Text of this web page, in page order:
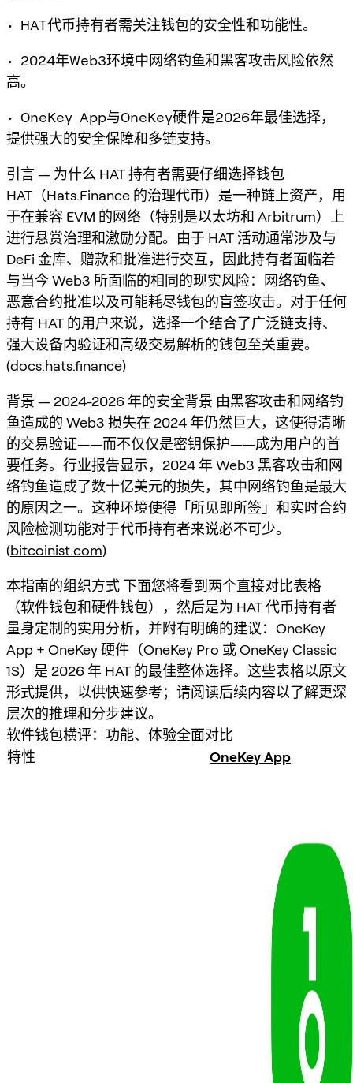
• HAT代币持有者需关注钱包的安全性和功能性。
• 2024年Web3环境中网络钓鱼和黑客攻击风险依然
高。
• OneKey App与OneKey硬件是2026年最佳选择，
提供强大的安全保障和多链支持。
引言 — 为什么 HAT 持有者需要仔细选择钱包
HAT（Hats.Finance 的治理代币）是一种链上资产，用
于在兼容 EVM 的网络（特别是以太坊和 Arbitrum）上
进行悬赏治理和激励分配。由于 HAT 活动通常涉及与
DeFi 金库、赠款和批准进行交互，因此持有者面临着
与当今 Web3 所面临的相同的现实风险：网络钓鱼、
恶意合约批准以及可能耗尽钱包的盲签攻击。对于任何
持有 HAT 的用户来说，选择一个结合了广泛链支持、
强大设备内验证和高级交易解析的钱包至关重要。
(docs.hats.finance)
背景 — 2024-2026 年的安全背景 由黑客攻击和网络钓
鱼造成的 Web3 损失在 2024 年仍然巨大，这使得清晰
的交易验证——而不仅仅是密钥保护——成为用户的首
要任务。行业报告显示，2024 年 Web3 黑客攻击和网
络钓鱼造成了数十亿美元的损失，其中网络钓鱼是最大
的原因之一。这种环境使得「所见即所签」和实时合约
风险检测功能对于代币持有者来说必不可少。
(bitcoinist.com)
本指南的组织方式 下面您将看到两个直接对比表格
（软件钱包和硬件钱包），然后是为 HAT 代币持有者
量身定制的实用分析，并附有明确的建议：OneKey
App + OneKey 硬件（OneKey Pro 或 OneKey Classic
1S）是 2026 年 HAT 的最佳整体选择。这些表格以原文
形式提供，以供快速参考；请阅读后续内容以了解更深
层次的推理和分步建议。
软件钱包横评：功能、体验全面对比
特性
OneKey App